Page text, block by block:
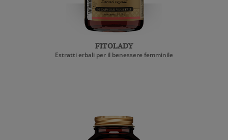
FITOLADY
Estratti erbali per il benessere femminile